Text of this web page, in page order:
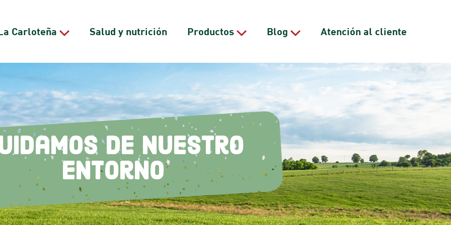
Carloteña Salud y nutrición Productos Blog Atención al cliente
de nuestro
entorno